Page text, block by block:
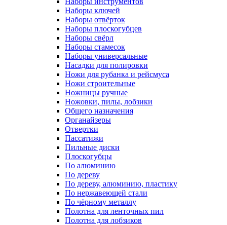
Наборы ключей
Наборы отвёрток
Наборы плоскогубцев
Наборы свёрл
Наборы стамесок
Наборы универсальные
Насадки для полировки
Ножи для рубанка и рейсмуса
Ножи строительные
Ножницы ручные
Ножовки, пилы, лобзики
Общего назначения
Органайзеры
Отвертки
Пассатижи
Пильные диски
Плоскогубцы
По алюминию
По дереву
По дереву, алюминию, пластику
По нержавеющей стали
По чёрному металлу
Полотна для ленточных пил
Полотна для лобзиков